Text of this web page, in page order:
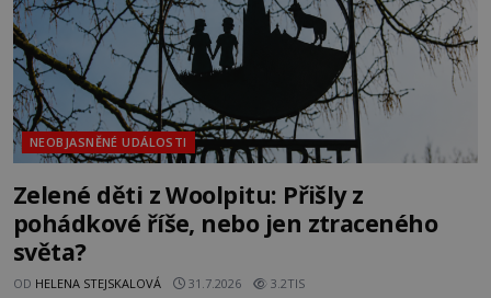
NEOBJASNĚNÉ UDÁLOSTI
Zelené děti z Woolpitu: Přišly z
pohádkové říše, nebo jen ztraceného
světa?
OD HELENA STEJSKALOVÁ 31.7.2026 3.2TIS